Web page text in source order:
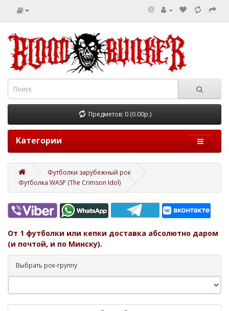
Предметов: 0 (0.00р.)
Категории
Футболки зарубежный рок
Футболка WASP (The Crimson Idol)
От 1 футболки или кепки доставка абсолютно даром
(и почтой, и по Минску).
Выбрать рок-группу